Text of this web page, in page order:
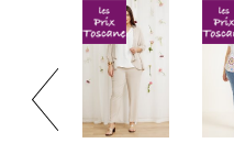
commandes/détails").